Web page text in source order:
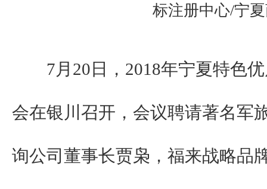
标注册中心/宁
7月20日，2018年宁夏特色优
会在银川召开，会议聘请著名军
询公司董事长贾枭，福来战略品